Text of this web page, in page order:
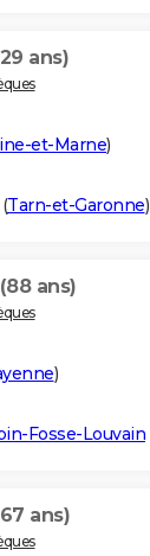
ans)
et-Marne)
(Tarn-et-Garonne)
(88 ans)
)
Fosse-Louvain
ans)